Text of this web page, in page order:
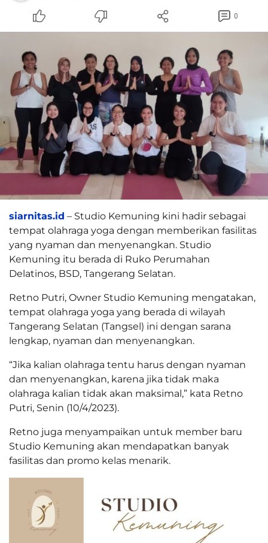
0
siarnitas.id – Studio Kemuning kini hadir sebagai
tempat olahraga yoga dengan memberikan fasilitas
yang nyaman dan menyenangkan. Studio
Kemuning itu berada di Ruko Perumahan
Delatinos, BSD, Tangerang Selatan.
Retno Putri, Owner Studio Kemuning mengatakan,
tempat olahraga yoga yang berada di wilayah
Tangerang Selatan (Tangsel) ini dengan sarana
lengkap, nyaman dan menyenangkan.
“Jika kalian olahraga tentu harus dengan nyaman
dan menyenangkan, karena jika tidak maka
olahraga kalian tidak akan maksimal,” kata Retno
Putri, Senin (10/4/2023).
Retno juga menyampaikan untuk member baru
Studio Kemuning akan mendapatkan banyak
fasilitas dan promo kelas menarik.